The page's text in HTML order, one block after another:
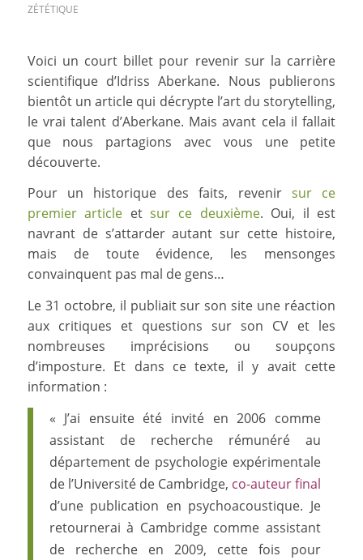
ZÉTÉTIQUE
Voici un court billet pour revenir sur la carrière
scientifique d’Idriss Aberkane. Nous publierons
bientôt un article qui décrypte l’art du storytelling,
le vrai talent d’Aberkane. Mais avant cela il fallait
que nous partagions avec vous une petite
découverte.
Pour un historique des faits, revenir sur ce
premier article etsur ce deuxième. Oui, il est
navrant de s’attarder autant sur cette histoire,
mais de toute évidence, les mensonges
convainquent pas mal de gens…
Le 31 octobre, il publiait sur son site une réaction
aux critiques et questions sur son CV et les
nombreuses imprécisions ou soupçons
d’imposture. Et dans ce texte, il y avait cette
information :
« J’ai ensuite été invité en 2006 comme
assistant de recherche rémunéré au
département de psychologie expérimentale
de l’Université de Cambridge, co-auteur final
d’une publication en psychoacoustique. Je
retournerai à Cambridge comme assistant
de recherche en 2009, cette fois pour